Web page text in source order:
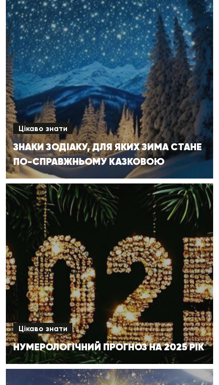
Цікаво знати
ЗНАКИ ЗОДІАКУ, ДЛЯ ЯКИХ ЗИМА СТАНЕ
ПО-СПРАВЖНЬОМУ КАЗКОВОЮ
Цікаво знати
НУМЕРОЛОГІЧНИЙ ПРОГНОЗ НА 2025 РІК